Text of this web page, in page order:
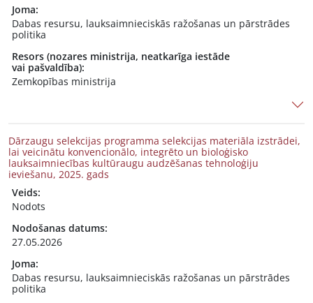
Joma:
Dabas resursu, lauksaimnieciskās ražošanas un pārstrādes
politika
Resors (nozares ministrija, neatkarīga iestāde
vai pašvaldība):
Zemkopības ministrija
Dārzaugu selekcijas programma selekcijas materiāla izstrādei,
lai veicinātu konvencionālo, integrēto un bioloģisko
lauksaimniecības kultūraugu audzēšanas tehnoloģiju
ieviešanu, 2025. gads
Veids:
Nodots
Nodošanas datums:
27.05.2026
Joma:
Dabas resursu, lauksaimnieciskās ražošanas un pārstrādes
politika